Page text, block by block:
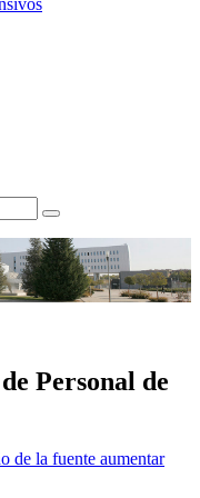
Personal de
de la fuente aumentar